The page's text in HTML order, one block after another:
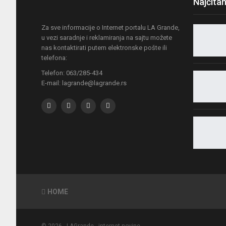
Za sve informacije o Internet portalu LA Grande,
u vezi saradnje i reklamiranja na sajtu možete
nas kontaktirati putem elektronske pošte ili
telefona:
Telefon: 063/285-434
E-mail: lagrande@lagrande.rs
HOME